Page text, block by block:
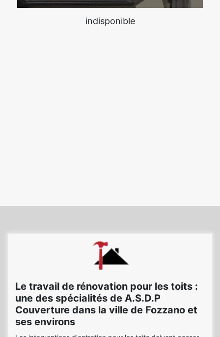
indisponible
Le travail de rénovation pour les toits :
une des spécialités de A.S.D.P
Couverture dans la ville de Fozzano et
ses environs